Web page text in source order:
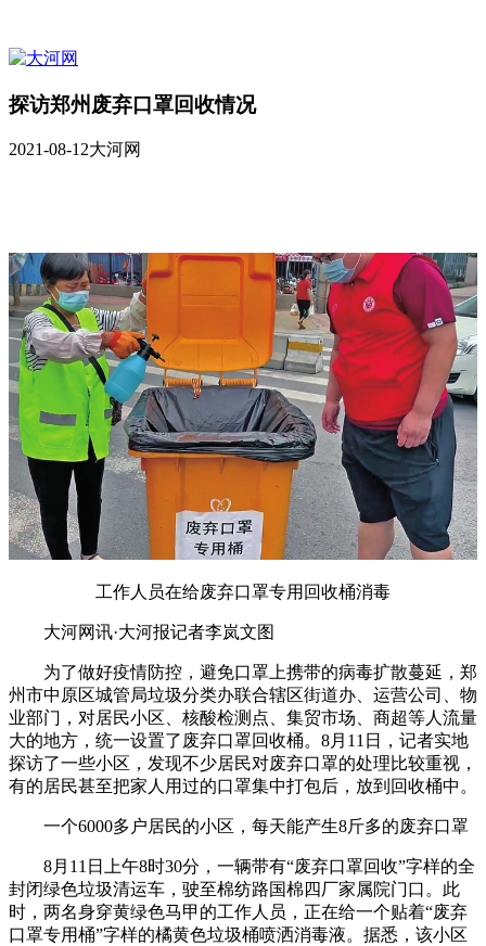
探访郑州废弃口罩回收情况
2021-08-12大河网
工作人员在给废弃口罩专用回收桶消毒
大河网讯·大河报记者李岚文图
为了做好疫情防控，避免口罩上携带的病毒扩散蔓延，郑
州市中原区城管局垃圾分类办联合辖区街道办、运营公司、物
业部门，对居民小区、核酸检测点、集贸市场、商超等人流量
大的地方，统一设置了废弃口罩回收桶。8月11日，记者实地
探访了一些小区，发现不少居民对废弃口罩的处理比较重视，
有的居民甚至把家人用过的口罩集中打包后，放到回收桶中。
一个6000多户居民的小区，每天能产生8斤多的废弃口罩
8月11日上午8时30分，一辆带有“废弃口罩回收”字样的全
封闭绿色垃圾清运车，驶至棉纺路国棉四厂家属院门口。此
时，两名身穿黄绿色马甲的工作人员，正在给一个贴着“废弃
口罩专用桶”字样的橘黄色垃圾桶喷洒消毒液。据悉，该小区